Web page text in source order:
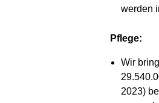
werden
Pflege:
Wir
2023)